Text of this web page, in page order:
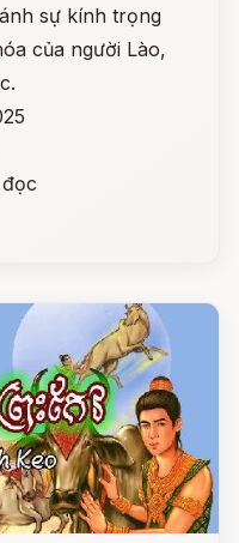
sự kính trọng
của người Lào,